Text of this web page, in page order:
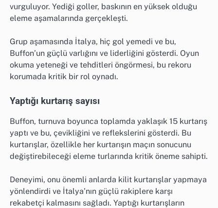
vurguluyor. Yediği goller, baskının en yüksek olduğu
eleme aşamalarında gerçekleşti.
Grup aşamasında İtalya, hiç gol yemedi ve bu,
Buffon’un güçlü varlığını ve liderliğini gösterdi. Oyun
okuma yeteneği ve tehditleri öngörmesi, bu rekoru
korumada kritik bir rol oynadı.
Yaptığı kurtarış sayısı
Buffon, turnuva boyunca toplamda yaklaşık 15 kurtarış
yaptı ve bu, çevikliğini ve reflekslerini gösterdi. Bu
kurtarışlar, özellikle her kurtarışın maçın sonucunu
değiştirebileceği eleme turlarında kritik öneme sahipti.
Deneyimi, onu önemli anlarda kilit kurtarışlar yapmaya
yönlendirdi ve İtalya’nın güçlü rakiplere karşı
rekabetçi kalmasını sağladı. Yaptığı kurtarışların